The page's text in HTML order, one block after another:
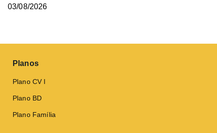
03/08/2026
Planos
Plano CV I
Plano BD
Plano Família